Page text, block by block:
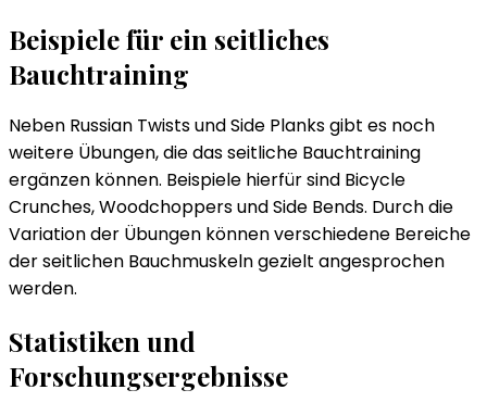
Beispiele für ein seitliches
Bauchtraining
Neben Russian Twists und Side Planks gibt es noch
weitere Übungen, die das seitliche Bauchtraining
ergänzen können. Beispiele hierfür sind Bicycle
Crunches, Woodchoppers und Side Bends. Durch die
Variation der Übungen können verschiedene Bereiche
der seitlichen Bauchmuskeln gezielt angesprochen
werden.
Statistiken und
Forschungsergebnisse